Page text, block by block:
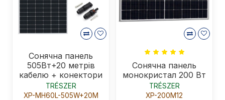
Сонячна панель
505Вт+20 метрів
кабелю + конектори
TRÉSZER
XP-MH60L-505W+20M
Сонячна панель
монокристал 200 Вт
TRÉSZER
XP-200M12